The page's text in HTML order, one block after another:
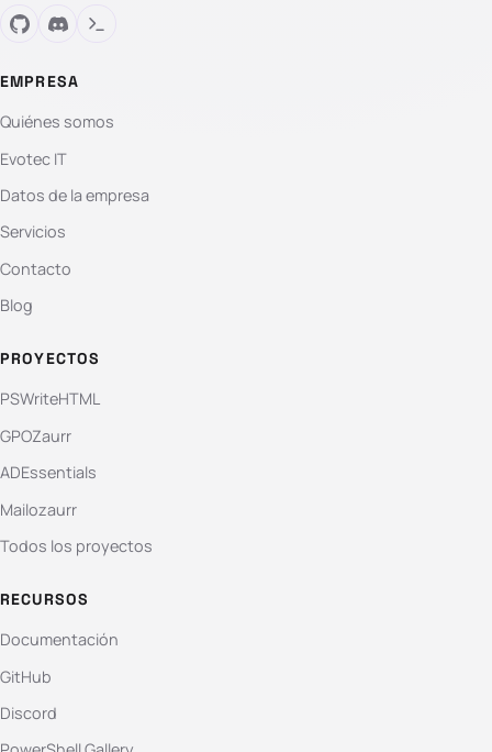
EMPRESA
Quiénes somos
Evotec IT
Datos de la empresa
Servicios
Contacto
Blog
PROYECTOS
PSWriteHTML
GPOZaurr
ADEssentials
Mailozaurr
Todos los proyectos
RECURSOS
Documentación
GitHub
Discord